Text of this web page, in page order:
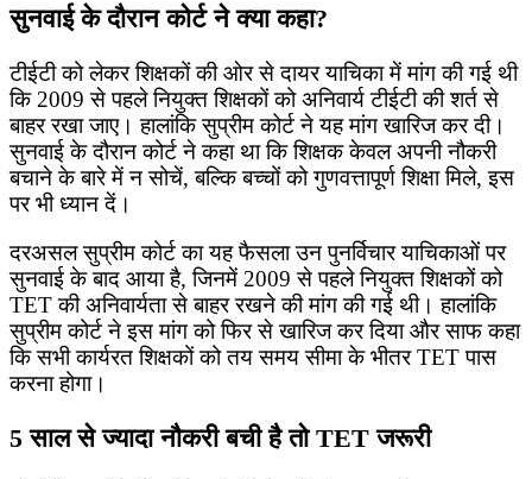
सुनवाई के दौरान कोर्ट ने क्या कहा?
टीईटी को लेकर शिक्षकों की ओर से दायर याचिका में मांग की गई थी
कि 2009 से पहले नियुक्त शिक्षकों को अनिवार्य टीईटी की शर्त से
बाहर रखा जाए। हालांकि सुप्रीम कोर्ट ने यह मांग खारिज कर दी।
सुनवाई के दौरान कोर्ट ने कहा था कि शिक्षक केवल अपनी नौकरी
बचाने के बारे में न सोचें, बल्कि बच्चों को गुणवत्तापूर्ण शिक्षा मिले, इस
पर भी ध्यान दें।
दरअसल सुप्रीम कोर्ट का यह फैसला उन पुनर्विचार याचिकाओं पर
सुनवाई के बाद आया है, जिनमें 2009 से पहले नियुक्त शिक्षकों को
TET की अनिवार्यता से बाहर रखने की मांग की गई थी। हालांकि
सुप्रीम कोर्ट ने इस मांग को फिर से खारिज कर दिया और साफ कहा
कि सभी कार्यरत शिक्षकों को तय समय सीमा के भीतर TET पास
करना होगा।
5 साल से ज्यादा नौकरी बची है तो TET जरूरी